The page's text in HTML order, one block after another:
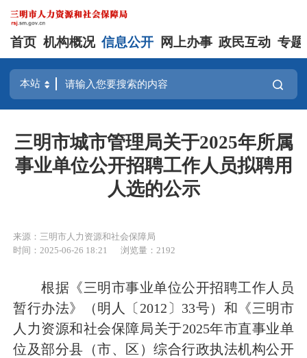
首页 机构概况 信息公开 网上办事 政民互动 专题
三明市城市管理局关于2025年所属
事业单位公开招聘工作人员拟聘用
人选的公示
来源：三明市人力资源和社会保障局
时间：2025-06-26 18:21
浏览量：2192
根据《三明市事业单位公开招聘工作人员
暂行办法》（明人〔2012〕33号）和《三明市
人力资源和社会保障局关于2025年市直事业单
位及部分县（市、区）综合行政执法机构公开